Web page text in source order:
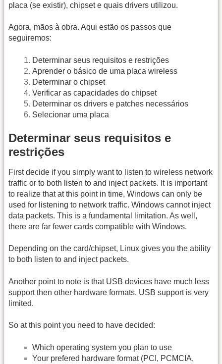
placa (se existir), chipset e quais drivers utilizou.
Agora, mãos à obra. Aqui estão os passos que
seguiremos:
Determinar seus requisitos e restrições
Aprender o básico de uma placa wireless
Determinar o chipset
Verificar as capacidades do chipset
Determinar os drivers e patches necessários
Selecionar uma placa
Determinar seus requisitos e
restrições
First decide if you simply want to listen to wireless network
traffic or to both listen to and inject packets. It is important
to realize that at this point in time, Windows can only be
used for listening to network traffic. Windows cannot inject
data packets. This is a fundamental limitation. As well,
there are far fewer cards compatible with Windows.
Depending on the card/chipset, Linux gives you the ability
to both listen to and inject packets.
Another point to note is that USB devices have much less
support then other hardware formats. USB support is very
limited.
So at this point you need to have decided:
Which operating system you plan to use
Your prefered hardware format (PCI, PCMCIA,